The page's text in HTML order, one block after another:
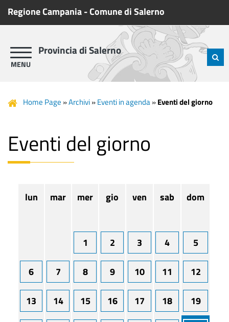
Regione Campania-Comune di Salerno
Provincia di Salerno
Home Page »Archivi»Eventi in agenda»Eventi del giorno
Eventi del giorno
lun mar mer gio ven sab dom
1 2 3 4 5
6 7 8 9 10 11 12
13 14 15 16 17 18 19